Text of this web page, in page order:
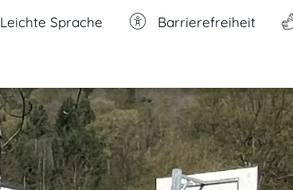
Leichte Sprache Barrierefreiheit